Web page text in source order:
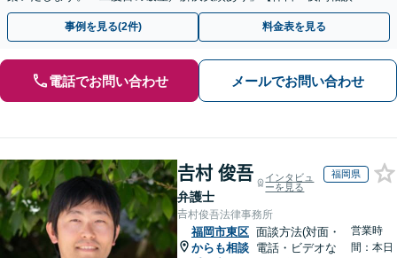
可】
事例を見る(2件) 料金表を見る
電話でお問い合わせ メールでお問い合わせ
𠮷村 俊吾
弁護士
インタビュ
ーを見る
福岡県
𠮷村俊吾法律事務所
福岡市東区
からも相談
面談方法(対面・
電話・ビデオな
営業時
間：本日